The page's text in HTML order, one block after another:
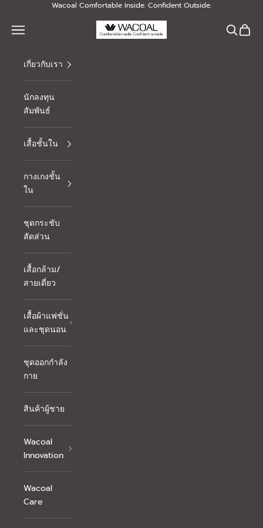
Skip to contentWacoal Comfortable Inside. Confident Outside.
Thai Wacoal Public Company Limited
Navigation menu Search
Cart
เกี่ยวกับเรา
นักลงทุน
สัมพันธ์
เสื้อชั้นใน
กางเกงชั้น
ใน
ชุดกระชับ
สัดส่วน
เสื้อกล้าม/
สายเดี่ยว
เสื้อผ้าแฟชั่น
และชุดนอน
ชุดออกกำลัง
กาย
สินค้าผู้ชาย
Wacoal
Innovation
Wacoal
Care